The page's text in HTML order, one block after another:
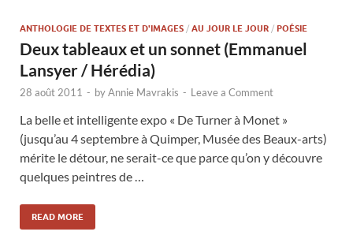
ANTHOLOGIE DE TEXTES ET D'IMAGES / AU JOUR LE JOUR / POÉSIE
Deux tableaux et un sonnet (Emmanuel
Lansyer / Hérédia)
28 août 2011 - byAnnie Mavrakis - Leave a Comment
La belle et intelligente expo « De Turner à Monet »
(jusqu’au 4 septembre à Quimper, Musée des Beaux-arts)
mérite le détour, ne serait-ce que parce qu’on y découvre
quelques peintres de …
READ MORE